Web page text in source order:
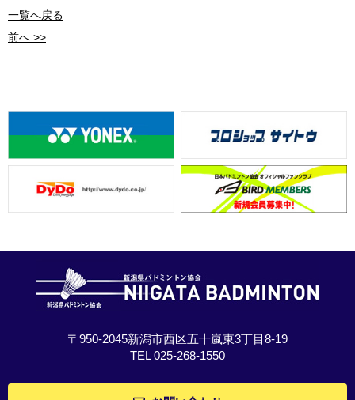
一覧へ戻る
前へ >>
〒950-2045新潟市西区五十嵐東3丁目8-19
TEL 025-268-1550